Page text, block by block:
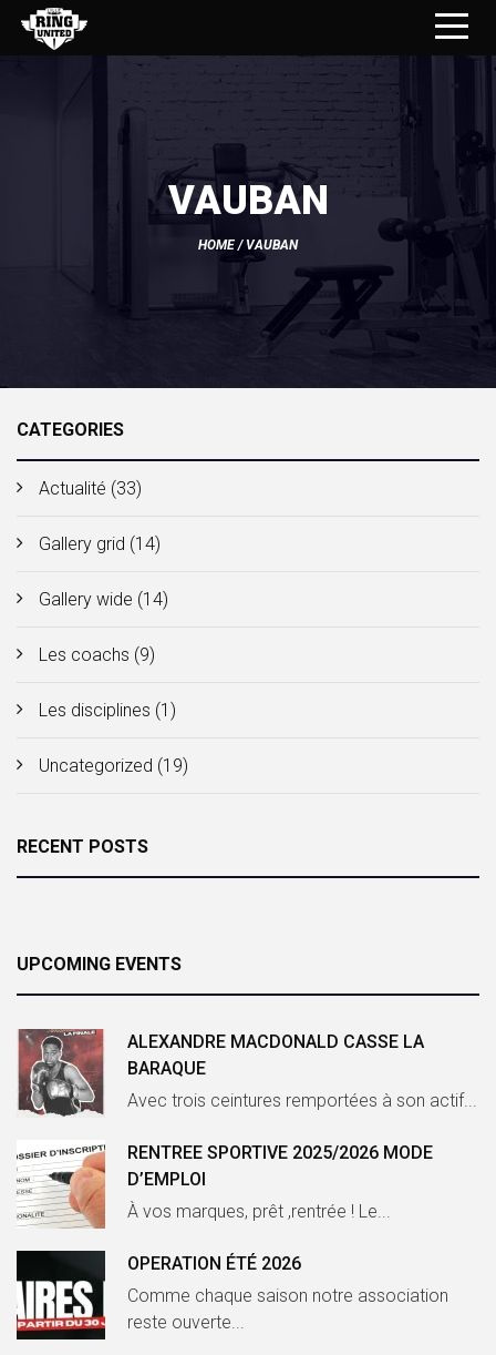
VAUBAN
HOME/ VAUBAN
CATEGORIES
Actualité (33)
Gallery grid (14)
Gallery wide (14)
Les coachs (9)
Les disciplines (1)
Uncategorized (19)
RECENT POSTS
UPCOMING EVENTS
ALEXANDRE MACDONALD CASSE LA
BARAQUE
Avec trois ceintures remportées à son actif...
RENTREE SPORTIVE 2025/2026 MODE
D’EMPLOI
À vos marques, prêt ,rentrée ! Le...
OPERATION ÉTÉ 2026
Comme chaque saison notre association
reste ouverte...